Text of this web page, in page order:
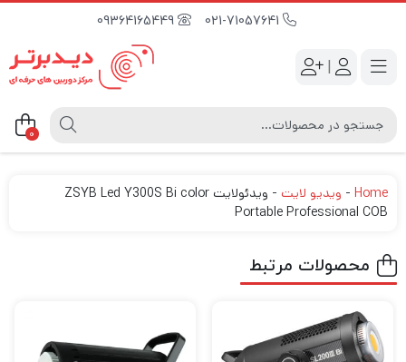
09364165449
|
0
Home
- ویدیو لایت -
ویدئولایت ZSYB Led Y300S Bi color
Portable Professional COB
محصولات مرتبط